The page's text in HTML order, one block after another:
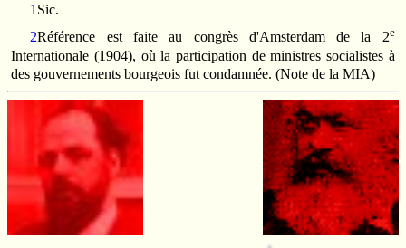
1 Sic.
2Référence est faite au congrès d'Amsterdam de la 2e
Internationale (1904), où la participation de ministres socialistes à
des gouvernements bourgeois fut condamnée. (Note de la MIA)